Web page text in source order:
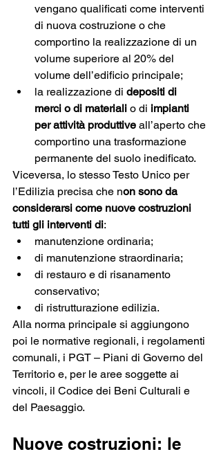
vengano qualificati come interventi
di nuova costruzione o che
comportino la realizzazione di un
volume superiore al 20% del
volume dell’edificio principale;
la realizzazione di depositi di
merci o di materiali o di impianti
per attività produttive all’aperto che
comportino una trasformazione
permanente del suolo inedificato.
Viceversa, lo stesso Testo Unico per
l’Edilizia precisa che non sono da
considerarsi come nuove costruzioni
tutti gli interventi di:
manutenzione ordinaria;
di manutenzione straordinaria;
di restauro e di risanamento
conservativo;
di ristrutturazione edilizia.
Alla norma principale si aggiungono
poi le normative regionali, i regolamenti
comunali, i PGT – Piani di Governo del
Territorio e, per le aree soggette ai
vincoli, il Codice dei Beni Culturali e
del Paesaggio.
Nuove costruzioni: le